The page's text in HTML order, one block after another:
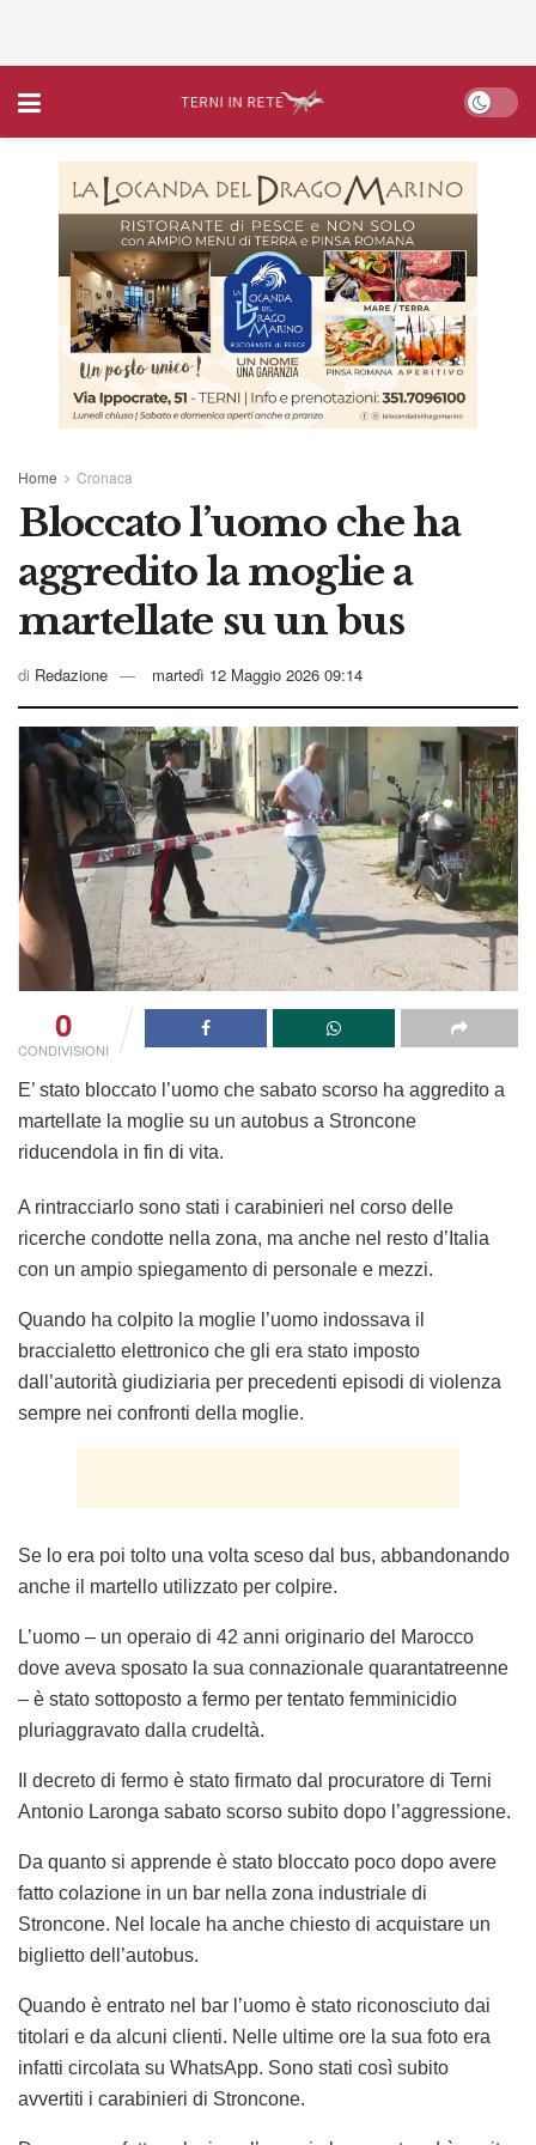
Home Cronaca
Bloccato l’uomo che ha
aggredito la moglie a
martellate su un bus
di Redazione martedì 12 Maggio 2026 09:14
0
CONDIVISIONI
E’ stato bloccato l’uomo che sabato scorso ha aggredito a
martellate la moglie su un autobus a Stroncone
riducendola in fin di vita.
A rintracciarlo sono stati i carabinieri nel corso delle
ricerche condotte nella zona, ma anche nel resto d’Italia
con un ampio spiegamento di personale e mezzi.
Quando ha colpito la moglie l’uomo indossava il
braccialetto elettronico che gli era stato imposto
dall’autorità giudiziaria per precedenti episodi di violenza
sempre nei confronti della moglie.
Se lo era poi tolto una volta sceso dal bus, abbandonando
anche il martello utilizzato per colpire.
L’uomo – un operaio di 42 anni originario del Marocco
dove aveva sposato la sua connazionale quarantatreenne
– è stato sottoposto a fermo per tentato femminicidio
pluriaggravato dalla crudeltà.
Il decreto di fermo è stato firmato dal procuratore di Terni
Antonio Laronga sabato scorso subito dopo l’aggressione.
Da quanto si apprende è stato bloccato poco dopo avere
fatto colazione in un bar nella zona industriale di
Stroncone. Nel locale ha anche chiesto di acquistare un
biglietto dell’autobus.
Quando è entrato nel bar l’uomo è stato riconosciuto dai
titolari e da alcuni clienti. Nelle ultime ore la sua foto era
infatti circolata su WhatsApp. Sono stati così subito
avvertiti i carabinieri di Stroncone.